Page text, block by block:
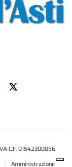
C.F. 01542300056
Amministrazione